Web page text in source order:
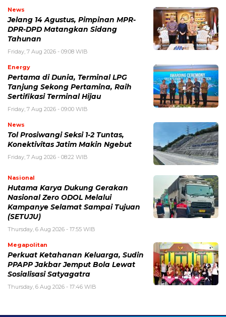
News
Jelang 14 Agustus, Pimpinan MPR-
DPR-DPD Matangkan Sidang
Tahunan
Friday, 7 Aug 2026 - 09:08 WIB
Energy
Pertama di Dunia, Terminal LPG
Tanjung Sekong Pertamina, Raih
Sertifikasi Terminal Hijau
Friday, 7 Aug 2026 - 09:00 WIB
News
Tol Prosiwangi Seksi 1-2 Tuntas,
Konektivitas Jatim Makin Ngebut
Friday, 7 Aug 2026 - 08:22 WIB
Nasional
Hutama Karya Dukung Gerakan
Nasional Zero ODOL Melalui
Kampanye Selamat Sampai Tujuan
(SETUJU)
Thursday, 6 Aug 2026 - 17:55 WIB
Megapolitan
Perkuat Ketahanan Keluarga, Sudin
PPAPP Jakbar Jemput Bola Lewat
Sosialisasi Satyagatra
Thursday, 6 Aug 2026 - 17:46 WIB